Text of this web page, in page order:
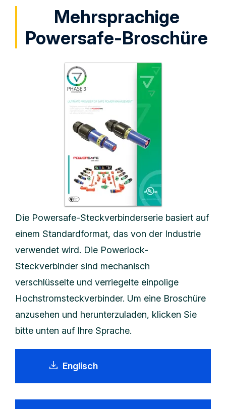
Mehrsprachige
Powersafe-Broschüre
Die Powersafe-Steckverbinderserie basiert auf
einem Standardformat, das von der Industrie
verwendet wird. Die Powerlock-
Steckverbinder sind mechanisch
verschlüsselte und verriegelte einpolige
Hochstromsteckverbinder. Um eine Broschüre
anzusehen und herunterzuladen, klicken Sie
bitte unten auf Ihre Sprache.
Englisch